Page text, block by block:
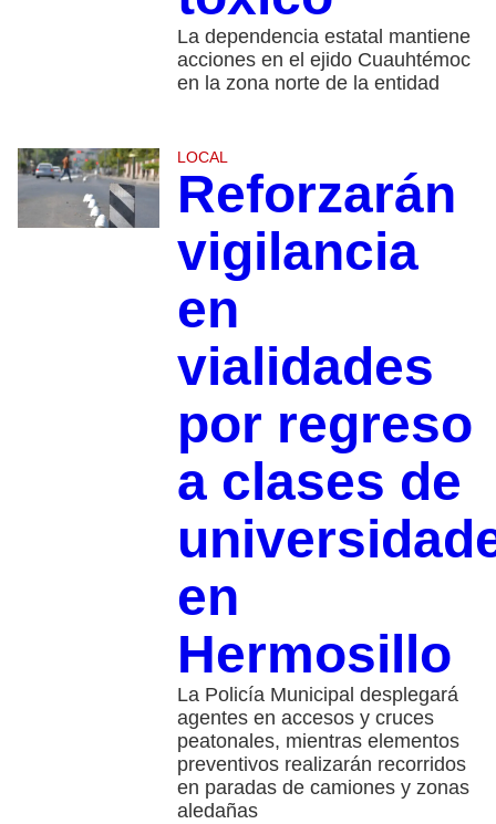
La dependencia estatal mantiene
acciones en el ejido Cuauhtémoc
en la zona norte de la entidad
LOCAL
Reforzarán
vigilancia
en
vialidades
por regreso
a clases de
en
Hermosillo
La Policía Municipal desplegará
agentes en accesos y cruces
peatonales, mientras elementos
preventivos realizarán recorridos
en paradas de camiones y zonas
aledañas